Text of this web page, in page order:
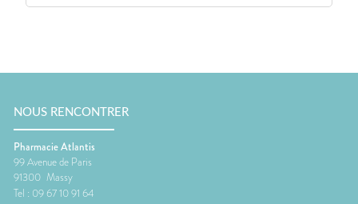
NOUS RENCONTRER
Pharmacie Atlantis
99 Avenue de Paris
91300 Massy
Tel : 09 67 10 91 64